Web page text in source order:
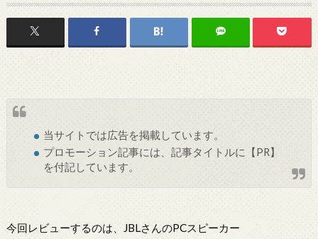
当サイトでは広告を掲載しています。
プロモーション記事には、記事タイトルに【PR】
を付記しています。
今回レビューするのは、JBLさんのPCスピーカー